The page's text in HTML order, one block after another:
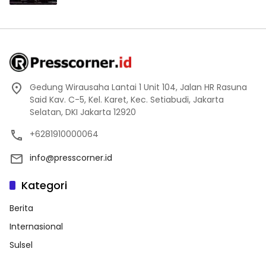
Gedung Wirausaha Lantai 1 Unit 104, Jalan HR Rasuna
Said Kav. C-5, Kel. Karet, Kec. Setiabudi, Jakarta
Selatan, DKI Jakarta 12920
+6281910000064
info@presscorner.id
Kategori
Berita
Internasional
Sulsel